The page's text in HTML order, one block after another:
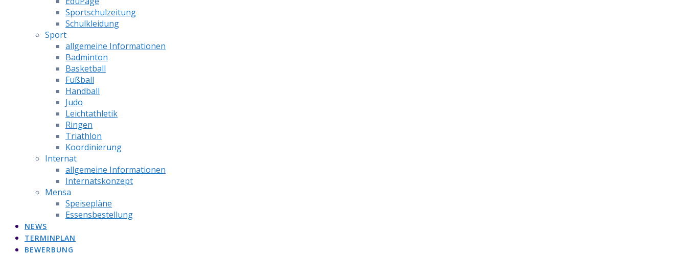
Sportschulzeitung
Schulkleidung
Sport
allgemeine Informationen
Badminton
Basketball
Fußball
Handball
Judo
Leichtathletik
Ringen
Triathlon
Koordinierung
Internat
allgemeine Informationen
Internatskonzept
Mensa
Speisepläne
Essensbestellung
NEWS
TERMINPLAN
BEWERBUNG